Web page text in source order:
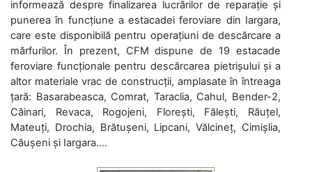
informează despre finalizarea lucrărilor de reparație și
punerea în funcțiune a estacadei feroviare din Iargara,
care este disponibilă pentru operațiuni de descărcare a
mărfurilor. În prezent, CFM dispune de 19 estacade
feroviare funcționale pentru descărcarea pietrișului și a
altor materiale vrac de construcții, amplasate în întreaga
țară: Basarabeasca, Comrat, Taraclia, Cahul, Bender-2,
Căinari, Revaca, Rogojeni, Florești, Fălești, Răuțel,
Mateuți, Drochia, Brătușeni, Lipcani, Vălcineț, Cimișlia,
Căușeni și Iargara....